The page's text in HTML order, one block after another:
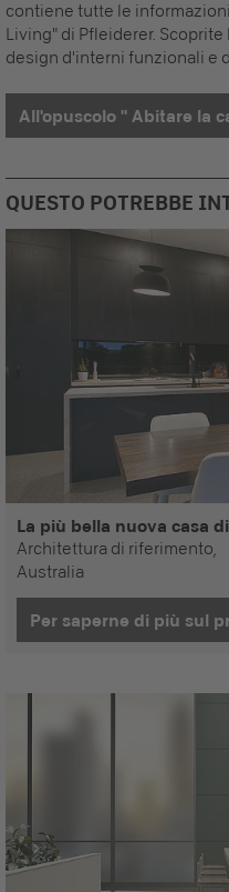
contiene tutte le
Living" di Pfleiderer.
design d'interni funzionali e
All'opuscolo " Abitare la
QUESTO POTREBBE
La più bella nuova casa
Architettura di riferimento,
Australia
Per saperne di più sul